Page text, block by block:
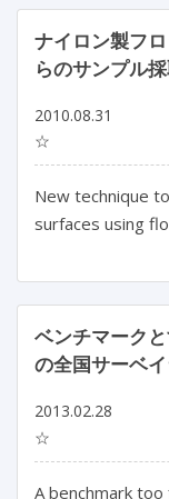
ナイロン製フ
らのサンプル
2010.08.31
☆
New technique
surfaces using
ベンチマーク
の全国サーベ
2013.02.28
☆
A benchmark